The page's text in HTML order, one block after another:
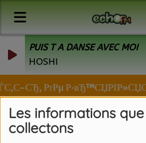
Les informations
collectons
PUIS T A DANSE AVEC MOI
HOSHI
РґРµ